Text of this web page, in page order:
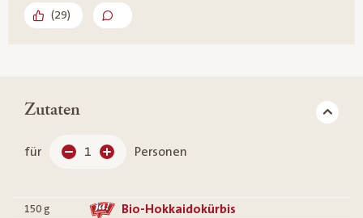
(29)
Zutaten
für 1 Personen
150 g Bio-Hokkaidokürbis